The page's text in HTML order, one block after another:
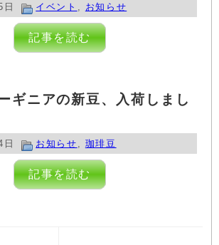
日 イベント お知らせ
記事を読む
ギニアの新豆、入荷しまし
日 お知らせ 珈琲豆
記事を読む